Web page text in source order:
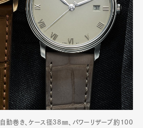
自動巻き、ケース径38㎜、パワーリザーブ約100